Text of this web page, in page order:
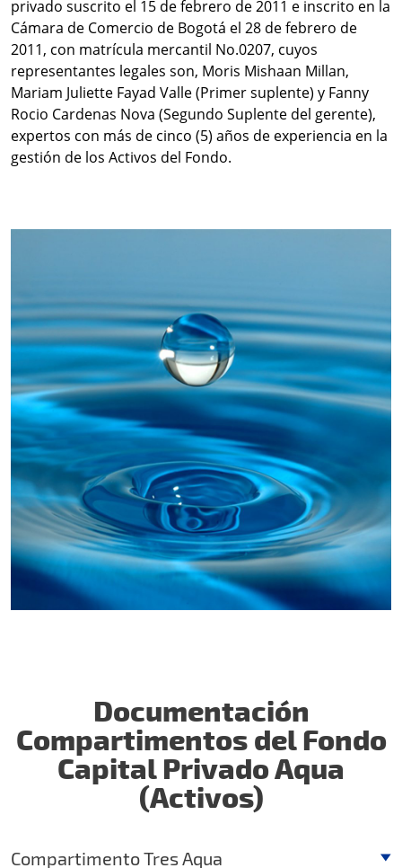
privado suscrito el 15 de febrero de 2011 e inscrito en la
Cámara de Comercio de Bogotá el 28 de febrero de
2011, con matrícula mercantil No.0207, cuyos
representantes legales son, Moris Mishaan Millan,
Mariam Juliette Fayad Valle (Primer suplente) y Fanny
Rocio Cardenas Nova (Segundo Suplente del gerente),
expertos con más de cinco (5) años de experiencia en la
gestión de los Activos del Fondo.
Documentación
Compartimentos del Fondo
Capital Privado Aqua
(Activos)
Compartimento Tres Aqua